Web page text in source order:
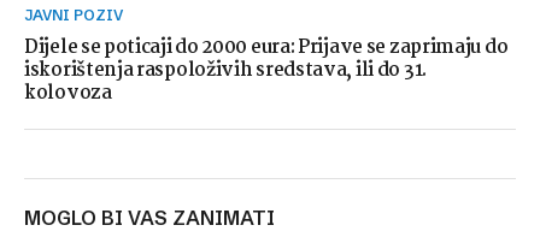
JAVNI POZIV
Dijele se poticaji do 2000 eura: Prijave se zaprimaju do
iskorištenja raspoloživih sredstava, ili do 31.
kolovoza
MOGLO BI VAS ZANIMATI